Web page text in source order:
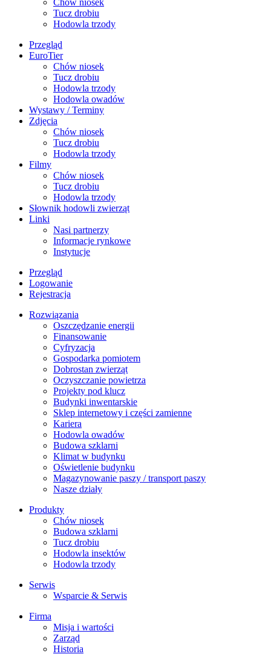
Chów niosek
Tucz drobiu
Hodowla trzody
Przegląd
EuroTier
Chów niosek
Tucz drobiu
Hodowla trzody
Hodowla owadów
Wystawy / Terminy
Zdjęcia
Chów niosek
Tucz drobiu
Hodowla trzody
Filmy
Chów niosek
Tucz drobiu
Hodowla trzody
Słownik hodowli zwierząt
Linki
Nasi partnerzy
Informacje rynkowe
Instytucje
Przegląd
Logowanie
Rejestracja
Rozwiązania
​Oszczędzanie energii
Finansowanie
Cyfryzacja
Gospodarka pomiotem
Dobrostan zwierząt
Oczyszczanie powietrza
Projekty pod klucz
Budynki inwentarskie
Sklep internetowy i części zamienne
Kariera
Hodowla owadów
Budowa szklarni
Klimat w budynku
Oświetlenie budynku
Magazynowanie paszy / transport paszy
Nasze działy
Produkty
Chów niosek
Budowa szklarni
Tucz drobiu
Hodowla insektów
Hodowla trzody
Serwis
Wsparcie & Serwis
Firma
Misja i wartości
Zarząd
Historia